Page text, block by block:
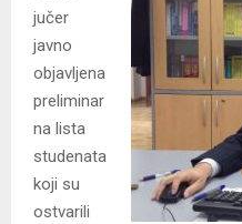
jučer
javno
objavljena
preliminar
na lista
studenata
koji su
ostvarili